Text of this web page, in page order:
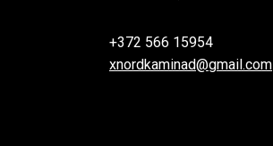
+372 566 15954
xnordkaminad@gmail.com